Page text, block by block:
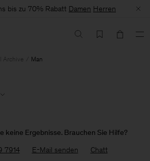
bis zu 70% Rabatt Damen Herren
Archive Man
keine Ergebnisse. Brauchen Sie Hilfe?
7914
E-Mail senden Chatt